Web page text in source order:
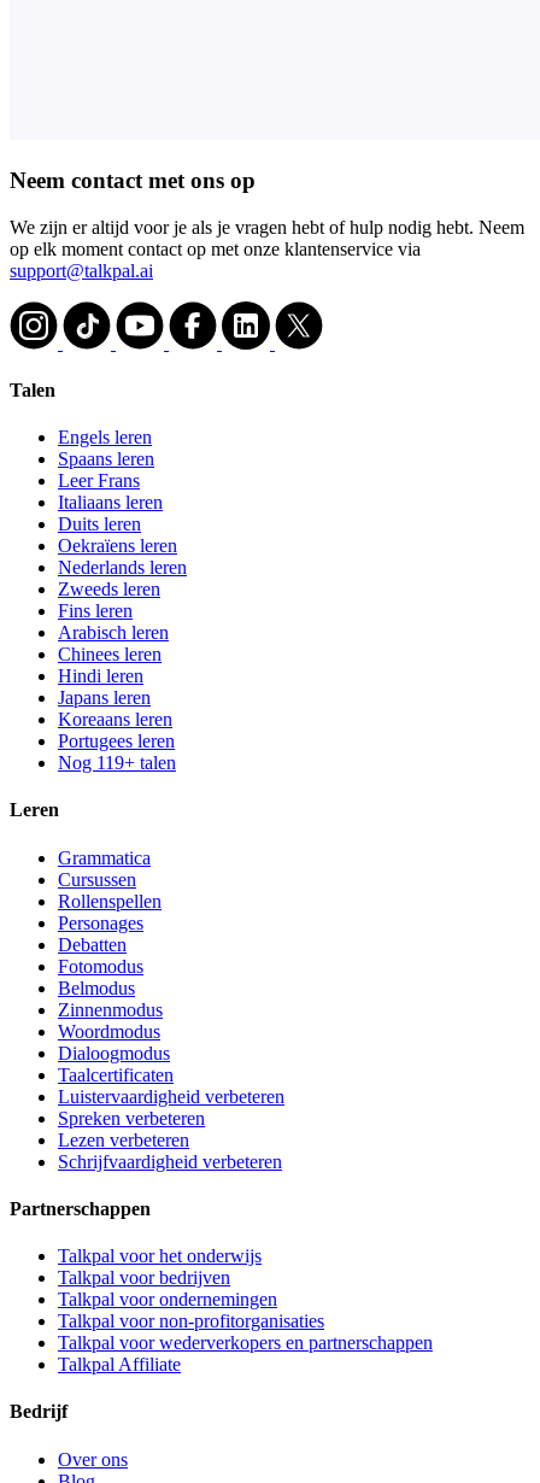
Neem contact met ons op
We zijn er altijd voor je als je vragen hebt of hulp nodig hebt. Neem
op elk moment contact op met onze klantenservice via
support@talkpal.ai
Talen
Engels leren
Spaans leren
Leer Frans
Italiaans leren
Duits leren
Oekraïens leren
Nederlands leren
Zweeds leren
Fins leren
Arabisch leren
Chinees leren
Hindi leren
Japans leren
Koreaans leren
Portugees leren
Nog 119+ talen
Leren
Grammatica
Cursussen
Rollenspellen
Personages
Debatten
Fotomodus
Belmodus
Zinnenmodus
Woordmodus
Dialoogmodus
Taalcertificaten
Luistervaardigheid verbeteren
Spreken verbeteren
Lezen verbeteren
Schrijfvaardigheid verbeteren
Partnerschappen
Talkpal voor het onderwijs
Talkpal voor bedrijven
Talkpal voor ondernemingen
Talkpal voor non-profitorganisaties
Talkpal voor wederverkopers en partnerschappen
Talkpal Affiliate
Bedrijf
Over ons